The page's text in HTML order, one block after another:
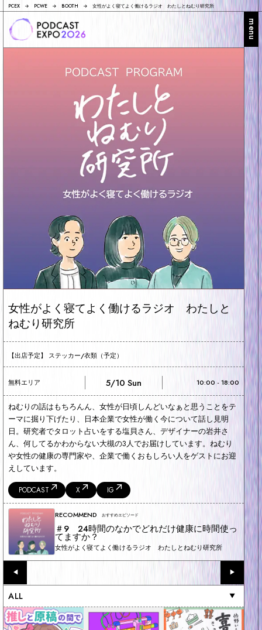
PCEX PCWE BOOTH 女性がよく寝てよく働けるラジオ わたしとねむり研究所
menu
女性がよく寝てよく働けるラジオ わたしと
ねむり研究所
【出店予定】 ステッカー/衣類（予定）
無料エリア 5/10 Sun 10:00 - 18:00
ねむりの話はもちろんん、女性が日頃しんどいなぁと思うことをテ
ーマに掘り下げたり、日本企業で女性が働く今について話し見明
日。研究者でタロット占いをする塩貝さん、デザイナーの岩井さ
ん、何してるかわからない大槻の3人でお届けしています。ねむり
や女性の健康の専門家や、企業で働くおもしろい人をゲストにお迎
えしています。
PODCAST X IG
RECOMMEND おすすめエピソード
＃9 24時間のなかでどれだけ健康に時間使っ
てますか？
女性がよく寝てよく働けるラジオ わたしとねむり研究所
◀︎ ▶︎